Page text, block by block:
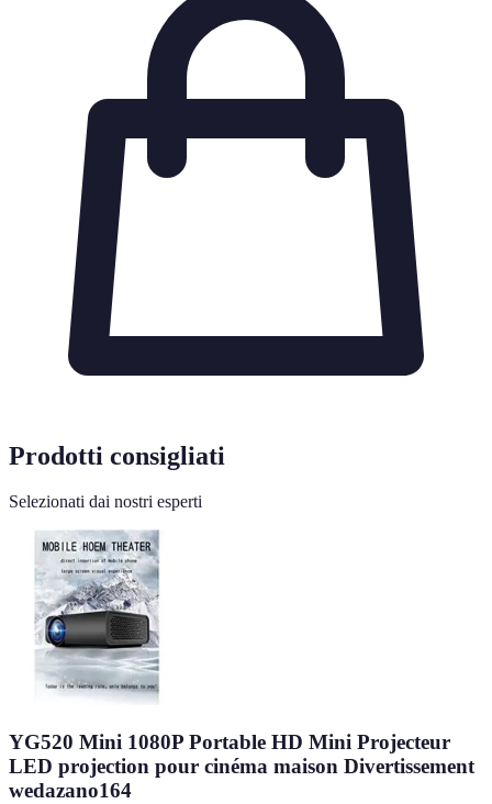
Prodotti consigliati
Selezionati dai nostri esperti
YG520 Mini 1080P Portable HD Mini Projecteur
LED projection pour cinéma maison Divertissement
wedazano164